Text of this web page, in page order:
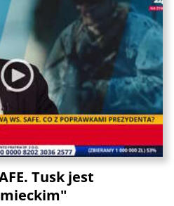
Tusk jest